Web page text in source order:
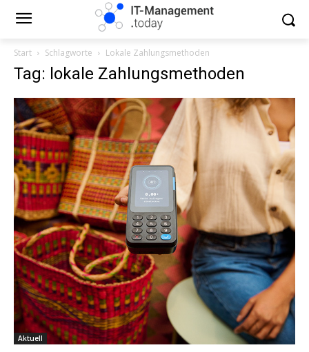
Start Schlagworte Lokale Zahlungsmethoden
Tag: lokale Zahlungsmethoden
Aktuell